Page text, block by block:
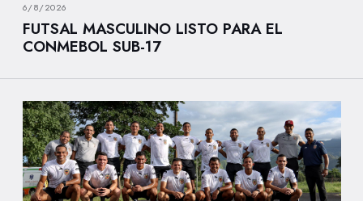
6/8/2026
FUTSAL MASCULINO LISTO PARA EL
CONMEBOL SUB-17